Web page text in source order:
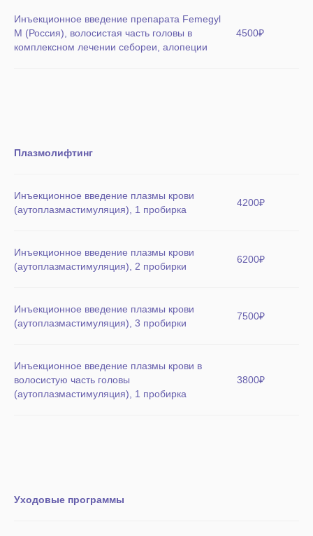
Инъекционное введение препарата Femegyl
M (Россия), волосистая часть головы в
комплексном лечении себореи, алопеции
4500₽
Плазмолифтинг
Инъекционное введение плазмы крови
(аутоплазмастимуляция), 1 пробирка
4200₽
Инъекционное введение плазмы крови
(аутоплазмастимуляция), 2 пробирки
6200₽
Инъекционное введение плазмы крови
(аутоплазмастимуляция), 3 пробирки
7500₽
Инъекционное введение плазмы крови в
волосистую часть головы
(аутоплазмастимуляция), 1 пробирка
3800₽
Уходовые программы